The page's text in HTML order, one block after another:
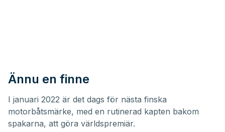
Ännu en finne
I januari 2022 är det dags för nästa finska
motorbåtsmärke, med en rutinerad kapten bakom
spakarna, att göra världspremiär.